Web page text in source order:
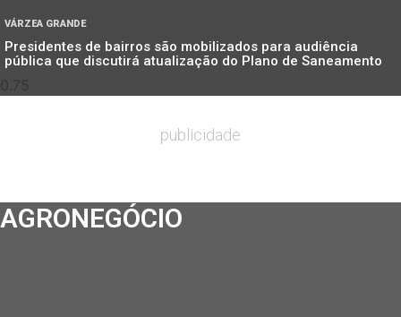
VÁRZEA GRANDE
Presidentes de bairros são mobilizados para audiência
pública que discutirá atualização do Plano de Saneamento
publicidade
AGRONEGÓCIO